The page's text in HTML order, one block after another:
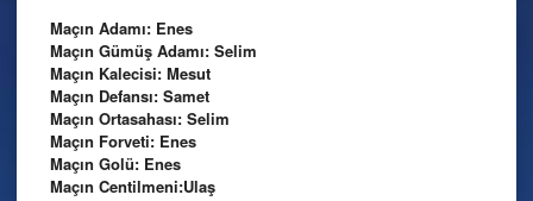
Maçın Adamı: Enes
Maçın Gümüş Adamı: Selim
Maçın Kalecisi: Mesut
Maçın Defansı: Samet
Maçın Ortasahası: Selim
Maçın Forveti: Enes
Maçın Golü: Enes
Maçın Centilmeni:Ulaş